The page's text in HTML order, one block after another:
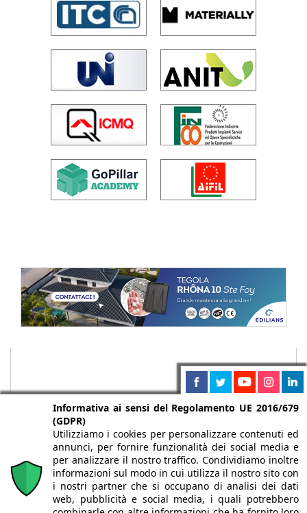
Chi siamo Autori Per la tua pubblicità
Iscriviti alla
Informativa ai sensi del Regolamento UE 2016/679
(GDPR)
Utilizziamo i cookies per personalizzare contenuti ed
annunci, per fornire funzionalità dei social media e
per analizzare il nostro traffico. Condividiamo inoltre
informazioni sul modo in cui utilizza il nostro sito con
i nostri partner che si occupano di analisi dei dati
web, pubblicità e social media, i quali potrebbero